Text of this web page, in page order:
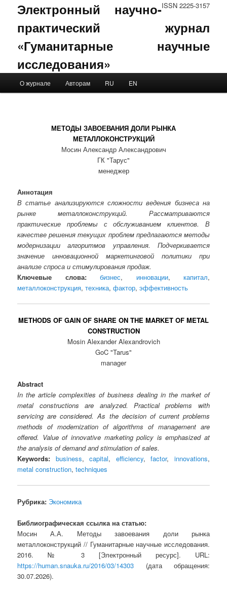
ISSN 2225-3157
Электронный научно-
практический журнал
«Гуманитарные научные
исследования»
Skip to primary content
Skip to secondary content
О журнале Авторам RU EN
МЕТОДЫ ЗАВОЕВАНИЯ ДОЛИ РЫНКА
МЕТАЛЛОКОНСТРУКЦИЙ
Мосин Александр Александрович
ГК "Тарус"
менеджер
Аннотация
В статье анализируются сложности ведения бизнеса на
рынке металлоконструкций. Рассматриваются
практические проблемы с обслуживанием клиентов. В
качестве решения текущих проблем предлагаются методы
модернизации алгоритмов управления. Подчеркивается
значение инновационной маркетинговой политики при
анализе спроса и стимулирования продаж.
Ключевые слова:
бизнес, инновации, капитал,
металлоконструкция,техника,фактор,эффективность
METHODS OF GAIN OF SHARE ON THE MARKET OF METAL
CONSTRUCTION
Mosin Alexander Alexandrovich
GoC "Tarus"
manager
Abstract
In the article complexities of business dealing in the market of
metal constructions are analyzed. Practical problems with
servicing are considered. As the decision of current problems
methods of modernization of algorithms of management are
offered. Value of innovative marketing policy is emphasized at
the analysis of demand and stimulation of sales.
Keywords: business,capital, efficiency,factor,innovations,
metal construction,techniques
Рубрика: Экономика
Библиографическая ссылка на статью:
Мосин А.А. Методы завоевания доли рынка
металлоконструкций // Гуманитарные научные исследования.
2016. № 3 [Электронный ресурс]. URL:
https://human.snauka.ru/2016/03/14303 (дата обращения:
30.07.2026).